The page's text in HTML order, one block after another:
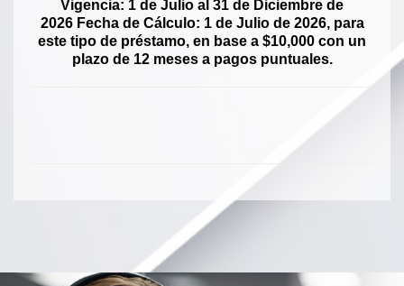
Vigencia: 1 de Julio al 31 de Diciembre de
2026 Fecha de Cálculo: 1 de Julio de 2026, para
este tipo de préstamo, en base a $10,000 con un
plazo de 12 meses a pagos puntuales.